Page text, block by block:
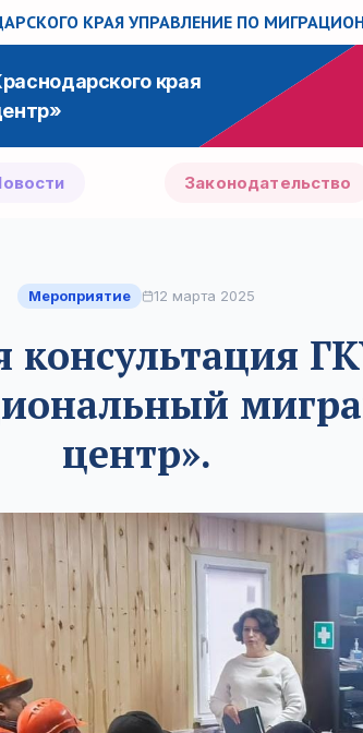
КРАЯ УПРАВЛЕНИЕ ПО
края
Законодательство
Мероприятие 12 марта 2025
консультация
центр».